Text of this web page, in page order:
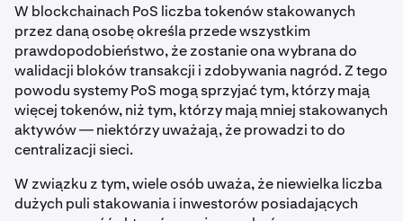
W blockchainach PoS liczba tokenów stakowanych
przez daną osobę określa przede wszystkim
prawdopodobieństwo, że zostanie ona wybrana do
walidacji bloków transakcji i zdobywania nagród. Z tego
powodu systemy PoS mogą sprzyjać tym, którzy mają
więcej tokenów, niż tym, którzy mają mniej stakowanych
aktywów — niektórzy uważają, że prowadzi to do
centralizacji sieci.
W związku z tym, wiele osób uważa, że niewielka liczba
dużych puli stakowania i inwestorów posiadających